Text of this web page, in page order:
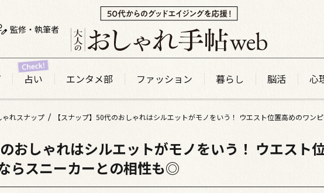
監修・執筆者
占い エンタメ部 ファッション 暮らし 脳活 心
ゃれスナップ
おしゃれはシルエットがモノをいう！ ウエスト
らスニーカーとの相性も◎